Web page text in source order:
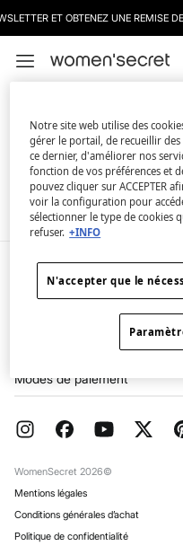
ET OBTENEZ UNE REMISE
En ce moment, nous
la catégorie
Mais ne vous inquiétez
nombreux articles qui
Mon compte
Login
Livraison
Promotions en cours
Carte cadeau en ligne
Conditions légales de la carte
Foire aux questions
Emballage cadeau
Emploi
Modes de paiement
WomenSecret 2026©
Mentions légales
Conditions générales d’achat
Politique de confidentialité
Notre site web utilise des
gérer le portail, de recueillir
ce dernier, d'améliorer nos
fonction de vos préférences et
pouvez cliquer sur ACCEPTER
voir la configuration pour
sélectionner le type de cookies
refuser. +INFO
N'accepter que le